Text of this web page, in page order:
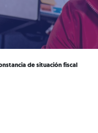
de situación fiscal